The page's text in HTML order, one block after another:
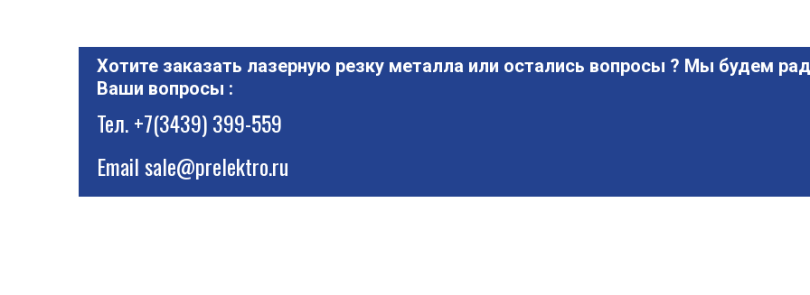
Хотите заказать лазерную резку металла или остались вопросы ? Мы будем
Ваши вопросы :
Тел.+7(3439) 399-559
Emailsale@prelektro.ru